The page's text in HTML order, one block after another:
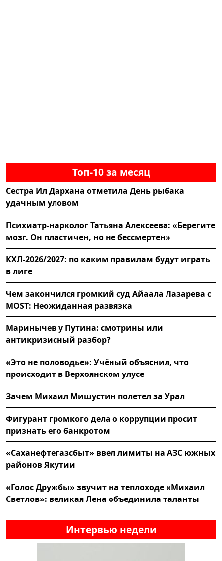
Топ-10 за месяц
Сестра Ил Дархана отметила День рыбака
удачным уловом
Психиатр-нарколог Татьяна Алексеева: «Берегите
мозг. Он пластичен, но не бессмертен»
КХЛ-2026/2027: по каким правилам будут играть
в лиге
Чем закончился громкий суд Айаала Лазарева с
MOST: Неожиданная развязка
Маринычев у Путина: смотрины или
антикризисный разбор?
«Это не половодье»: Учёный объяснил, что
происходит в Верхоянском улусе
Зачем Михаил Мишустин полетел за Урал
Фигурант громкого дела о коррупции просит
признать его банкротом
«Саханефтегазсбыт» ввел лимиты на АЗС южных
районов Якутии
«Голос Дружбы» звучит на теплоходе «Михаил
Светлов»: великая Лена объединила таланты
Интервью недели